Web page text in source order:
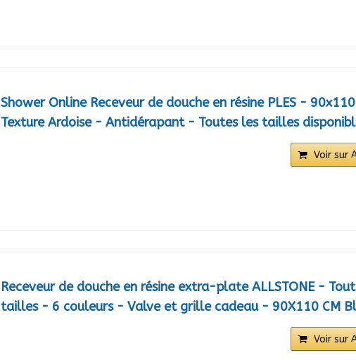
Shower Online Receveur de douche en résine PLES -
Texture Ardoise - Antidérapant - Toutes les tailles
Voir sur
Receveur de douche en résine extra-plate ALLSTONE -
tailles - 6 couleurs - Valve et grille cadeau - 90X110 CM
Voir sur